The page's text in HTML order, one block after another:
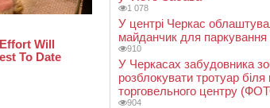
1 078
У центрі Черкас
майданчик для
910
У Черкасах забудовника
розблокувати тротуар
торговельного центру
904